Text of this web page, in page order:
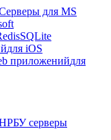
для MS
SQLite
для iOS
приложенийдля
БУ серверы